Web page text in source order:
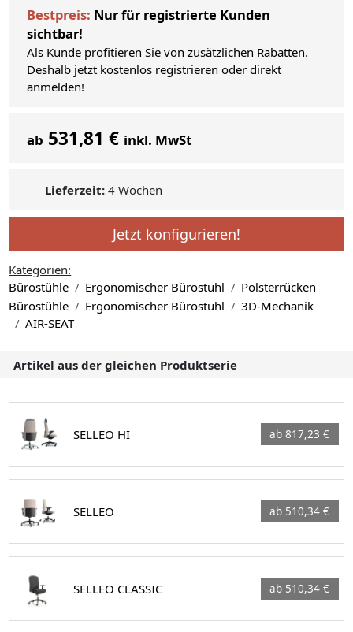
Bestpreis: Nur für registrierte Kunden
sichtbar!
Als Kunde profitieren Sie von zusätzlichen Rabatten.
Deshalb jetzt kostenlos registrieren oder direkt
anmelden!
ab 531,81 € inkl. MwSt
Lieferzeit: 4 Wochen
Jetzt konfigurieren!
Kategorien:
Bürostühle
Ergonomischer Bürostuhl
Polsterrücken
Bürostühle
Ergonomischer Bürostuhl
3D-Mechanik
AIR-SEAT
Artikel aus der gleichen Produktserie
SELLEO HI ab 817,23 €
SELLEO ab 510,34 €
SELLEO CLASSIC ab 510,34 €